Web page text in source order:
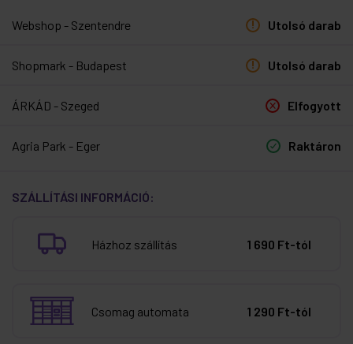
Webshop - Szentendre Utolsó darab
Shopmark - Budapest Utolsó darab
ÁRKÁD - Szeged Elfogyott
Agria Park - Eger Raktáron
SZÁLLÍTÁSI INFORMÁCIÓ:
Házhoz szállítás 1 690 Ft-tól
Csomag automata 1 290 Ft-tól